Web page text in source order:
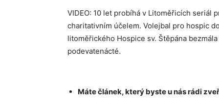
VIDEO: 10 let probíhá v Litoměřicích seriál
charitativním účelem. Volejbal pro hospic
litoměřického Hospice sv. Štěpána
podevatenácté.
Máte článek, který byste u nás rádi